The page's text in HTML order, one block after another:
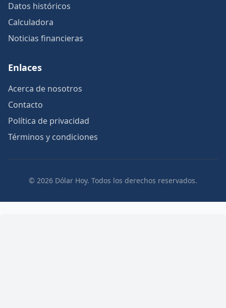
Datos históricos
Calculadora
Noticias financieras
Enlaces
Acerca de nosotros
Contacto
Política de privacidad
Términos y condiciones
© 2026 Dólar Hoy. Todos los derechos reservados.